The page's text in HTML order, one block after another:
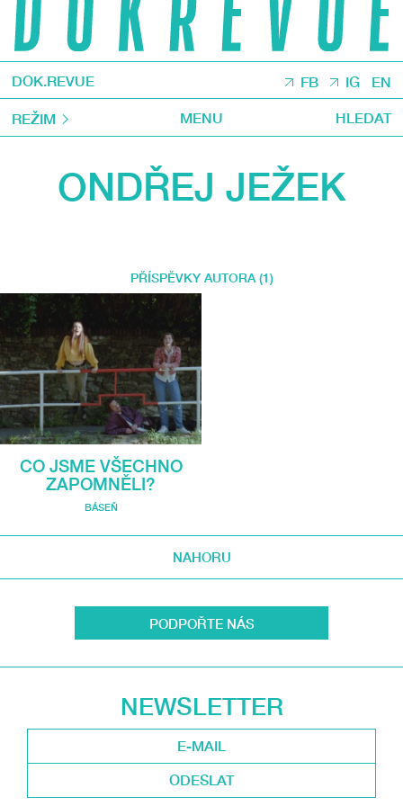
DOK.REVUE FB IG EN
REŽIM MENU HLEDAT
ONDŘEJ JEŽEK
PŘÍSPĚVKY AUTORA (1)
CO JSME VŠECHNO
ZAPOMNĚLI?
BÁSEŇ
NAHORU
PODPOŘTE NÁS
NEWSLETTER
ODESLAT